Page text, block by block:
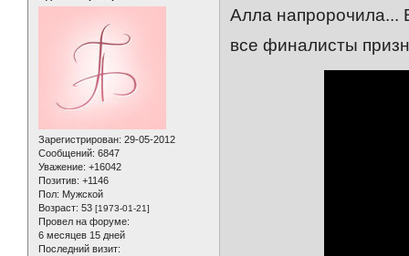
Зарегистрирован: 29-05-2012
Сообщений: 6847
Уважение: +16042
Позитив: +1146
Пол: Мужской
Возраст: 53 [1973-01-21]
Провел на форуме:
6 месяцев 15 дней
Последний визит:
Алла напророчила...
все финалисты